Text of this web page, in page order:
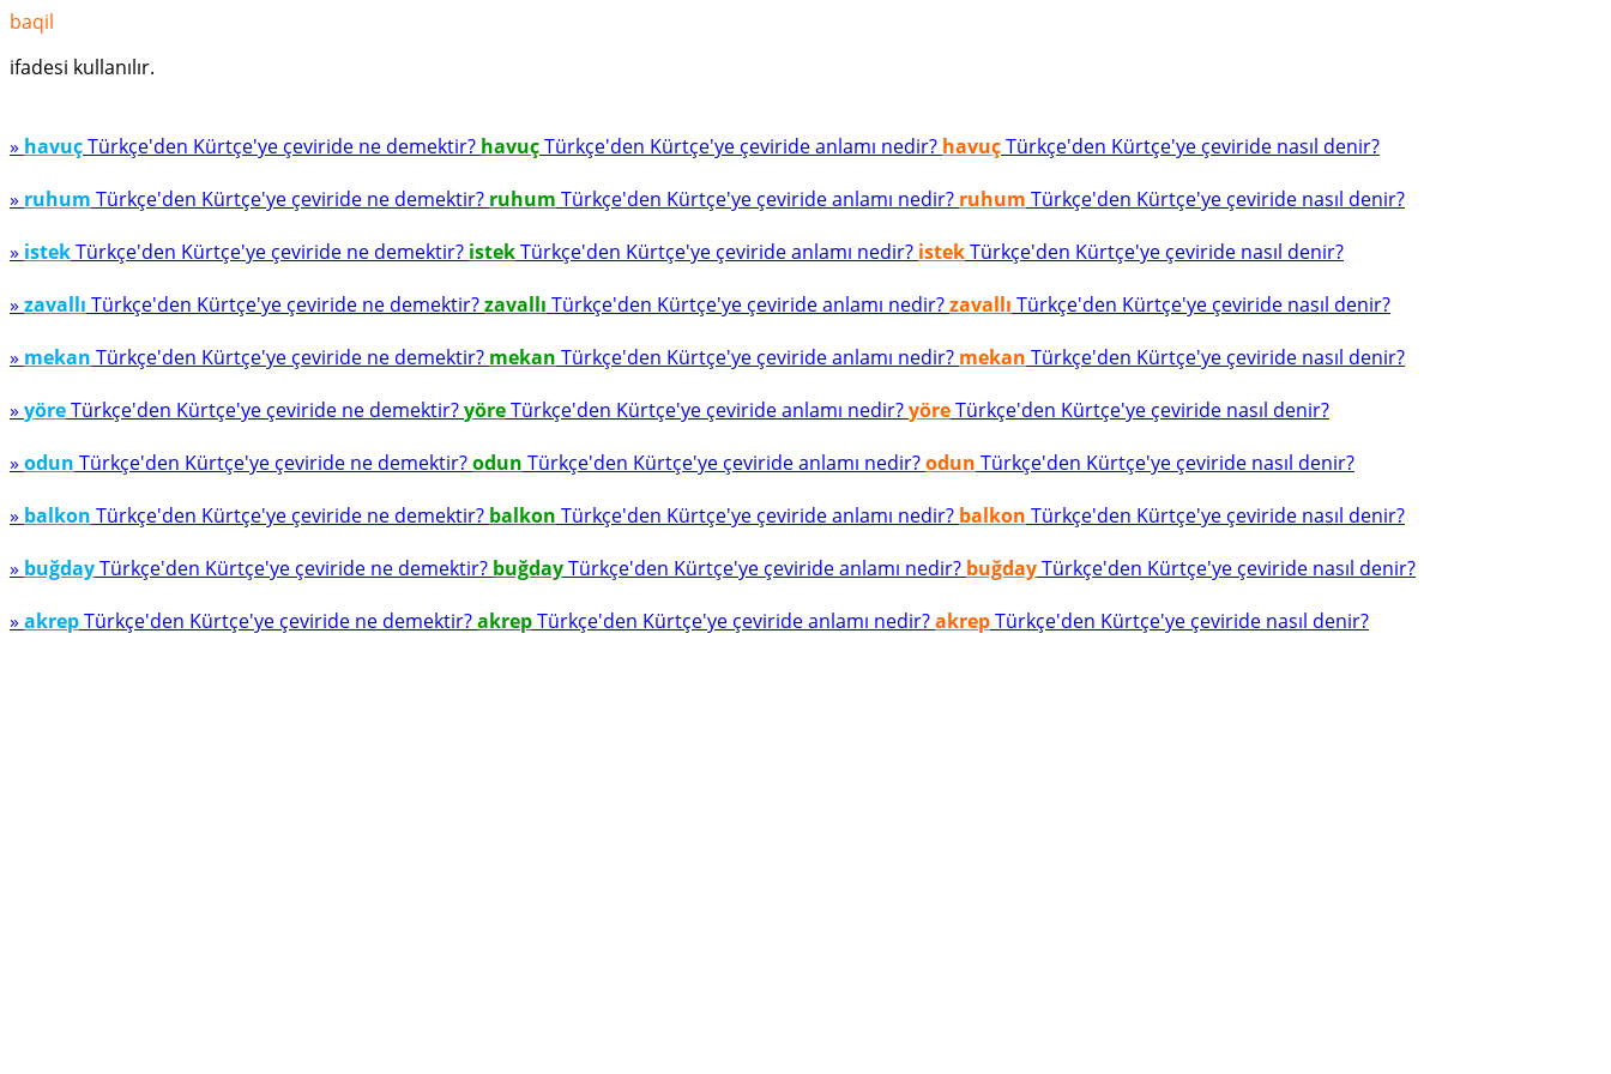
baqil
ifadesi kullanılır.
» havuçTürkçe'den Kürtçe'ye çeviride ne demektir? havuçTürkçe'den Kürtçe'ye çeviride anlamı nedir? havuçTürkçe'den Kürtçe'ye çeviride nasıl denir?
» ruhum Türkçe'den Kürtçe'ye çeviride ne demektir? ruhum Türkçe'den Kürtçe'ye çeviride anlamı nedir? ruhum Türkçe'den Kürtçe'ye çeviride nasıl denir?
» istekTürkçe'den Kürtçe'ye çeviride ne demektir? istekTürkçe'den Kürtçe'ye çeviride anlamı nedir? istekTürkçe'den Kürtçe'ye çeviride nasıl denir?
» zavallı Türkçe'den Kürtçe'ye çeviride ne demektir?zavallı Türkçe'den Kürtçe'ye çeviride anlamı nedir?zavallı Türkçe'den Kürtçe'ye çeviride nasıl denir?
» mekan Türkçe'den Kürtçe'ye çeviride ne demektir? mekan Türkçe'den Kürtçe'ye çeviride anlamı nedir? mekan Türkçe'den Kürtçe'ye çeviride nasıl denir?
» yöreTürkçe'den Kürtçe'ye çeviride ne demektir?yöreTürkçe'den Kürtçe'ye çeviride anlamı nedir?yöreTürkçe'den Kürtçe'ye çeviride nasıl denir?
» odun Türkçe'den Kürtçe'ye çeviride ne demektir?odun Türkçe'den Kürtçe'ye çeviride anlamı nedir?odun Türkçe'den Kürtçe'ye çeviride nasıl denir?
» balkon Türkçe'den Kürtçe'ye çeviride ne demektir? balkon Türkçe'den Kürtçe'ye çeviride anlamı nedir? balkon Türkçe'den Kürtçe'ye çeviride nasıl denir?
» buğdayTürkçe'den Kürtçe'ye çeviride ne demektir? buğdayTürkçe'den Kürtçe'ye çeviride anlamı nedir? buğdayTürkçe'den Kürtçe'ye çeviride nasıl denir?
» akrepTürkçe'den Kürtçe'ye çeviride ne demektir?akrepTürkçe'den Kürtçe'ye çeviride anlamı nedir?akrepTürkçe'den Kürtçe'ye çeviride nasıl denir?